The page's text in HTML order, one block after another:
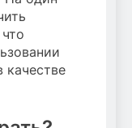
качестве